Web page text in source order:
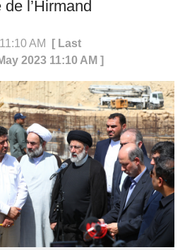
l’Hirmand
AM
[ Last
2023 11:10 AM ]